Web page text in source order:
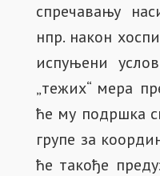
спречавању
нпр. након
испуњени
„тежих“ мера
ће му подршка
групе за
ће такође